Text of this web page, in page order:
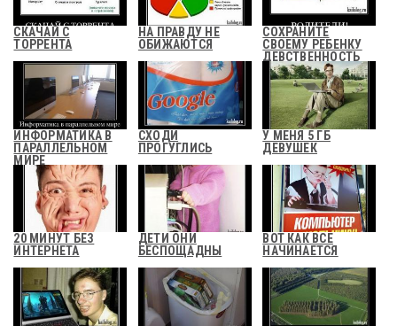
СКАЧАЙ С
ТОРРЕНТА
НА ПРАВДУ НЕ
ОБИЖАЮТСЯ
СОХРАНИТЕ
СВОЕМУ РЕБЕНКУ
ДЕВСТВЕННОСТЬ
ИНФОРМАТИКА В
ПАРАЛЛЕЛЬНОМ
МИРЕ
СХОДИ
ПРОГУГЛИСЬ
У МЕНЯ 5 ГБ
ДЕВУШЕК
20 МИНУТ БЕЗ
ИНТЕРНЕТА
ДЕТИ ОНИ
БЕСПОЩАДНЫ
ВОТ КАК ВСЕ
НАЧИНАЕТСЯ